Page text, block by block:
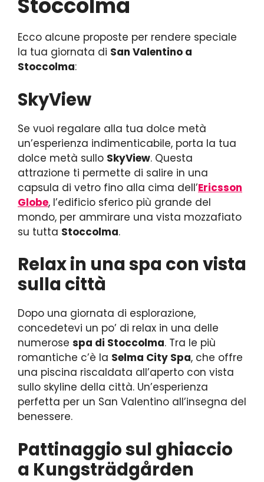
Stoccolma
Ecco alcune proposte per rendere speciale
la tua giornata di San Valentino a
Stoccolma:
SkyView
Se vuoi regalare alla tua dolce metà
un’esperienza indimenticabile, porta la tua
dolce metà sullo SkyView. Questa
attrazione ti permette di salire in una
capsula di vetro fino alla cima dell’Ericsson
Globe, l’edificio sferico più grande del
mondo, per ammirare una vista mozzafiato
su tutta Stoccolma.
Relax in una spa con vista
sulla città
Dopo una giornata di esplorazione,
concedetevi un po’ di relax in una delle
numerose spa di Stoccolma. Tra le più
romantiche c’è la Selma City Spa, che offre
una piscina riscaldata all’aperto con vista
sullo skyline della città. Un’esperienza
perfetta per un San Valentino all’insegna del
benessere.
Pattinaggio sul ghiaccio
a Kungsträdgården